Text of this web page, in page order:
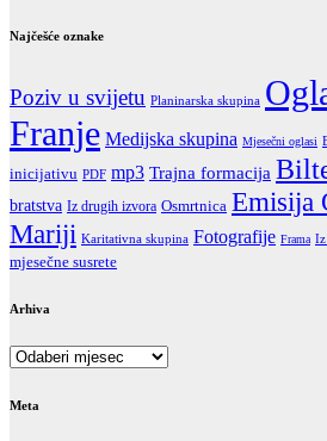
Najčešće oznake
Poziv u svijetu Planinarska skupina
Franje Medijska skupina Mjesečni oglasi
inicijativu PDF mp3 Trajna formacija
bratstva Iz drugih izvora Osmrtnica Emisija
Mariji Karitativna skupina Fotografije Frama Iz
mjesečne susrete
Arhiva
Arhiva
Meta